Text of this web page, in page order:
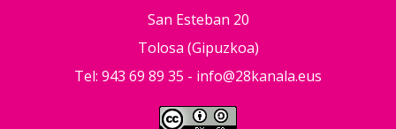
San Esteban 20
Tolosa (Gipuzkoa)
Tel: 943 69 89 35 - info@28kanala.eus